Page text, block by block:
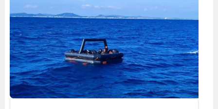
Van
Yozgat
Zonguldak
Aksaray